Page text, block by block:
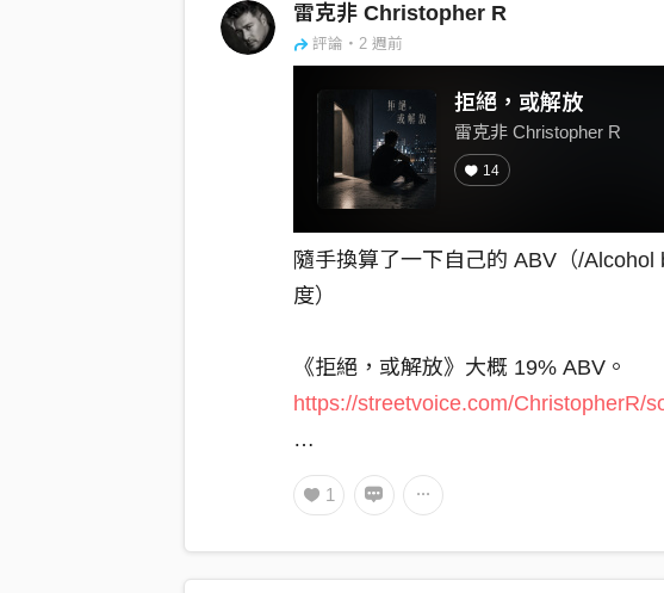
雷克非 Christopher R
評論・2 週前
拒絕，或解放
雷克非 Christopher R
14
隨手換算了一下自己的 ABV（/Alcohol
度）
《拒絕，或解放》大概 19% ABV。
https://streetvoice.com/ChristopherR/
不是烈酒。
也不是那種喝兩口就開始傳訊息給不該
比較像一杯乾型雪莉，苦一點，慢一
1